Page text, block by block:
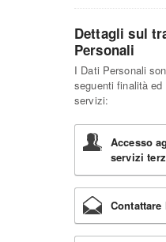
Dettagli sul
Personali
I Dati Personali
seguenti finalità
servizi:
Accesso
servizi
Contattare